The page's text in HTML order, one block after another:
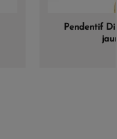
Pendentif